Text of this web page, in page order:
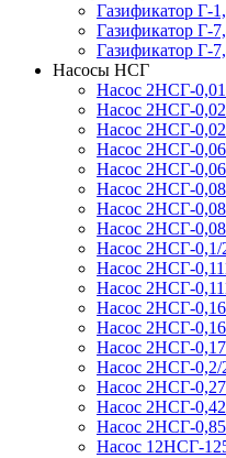
Газификатор Г-
Газификатор Г-
Газификатор Г-
Насосы НСГ
Насос 2НСГ-
Насос 2НСГ-
Насос 2НСГ-
Насос 2НСГ-
Насос 2НСГ-
Насос 2НСГ-
Насос 2НСГ-
Насос 2НСГ-
Насос 2НСГ-0,1/
Насос 2НСГ-
Насос 2НСГ-
Насос 2НСГ-
Насос 2НСГ-
Насос 2НСГ-
Насос 2НСГ-0,2/
Насос 2НСГ-
Насос 2НСГ-
Насос 2НСГ-
Насос 12НСГ-